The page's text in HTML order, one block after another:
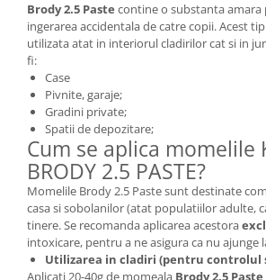
Brody 2.5 Paste contine o substanta
ingerarea accidentala de catre copii. Acest
utilizata atat in interiorul cladirilor cat si in
fi:
Case
Pivnite, garaje;
Gradini private;
Spatii de depozitare;
Cum se aplica momelile
BRODY 2.5 PASTE?
Momelile Brody 2.5 Paste sunt destinate
casa si sobolanilor (atat populatiilor adulte,
tinere. Se recomanda aplicarea acestora
intoxicare, pentru a ne asigura ca nu ajunge
Utilizarea in cladiri (pentru controlul
Aplicati 20-40g de momeala Brody 2.5 Paste